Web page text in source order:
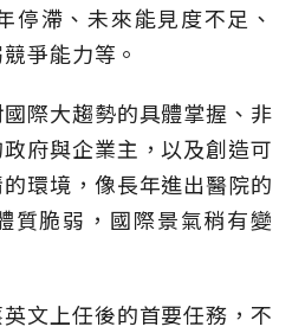
停滯、未來能見度不足、
爭能力等。
際大趨勢的具體掌握、非
府與企業主，以及創造可
環境，像長年進出醫院的
質脆弱，國際景氣稍有變
文上任後的首要任務，不